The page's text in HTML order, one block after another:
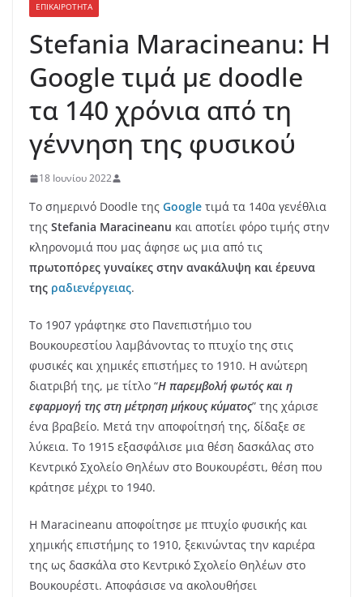
ΕΠΙΚΑΙΡΟΤΗΤΑ
Stefania Maracineanu: Η
Google τιμά με doodle
τα 140 χρόνια από τη
γέννηση της φυσικού
18 Ιουνίου 2022
Το σημερινό Doodle της Google τιμά τα 140α γενέθλια
της Stefania Maracineanu και αποτίει φόρο τιμής στην
κληρονομιά που μας άφησε ως μια από τις
πρωτοπόρες γυναίκες στην ανακάλυψη και έρευνα
της ραδιενέργειας.
Το 1907 γράφτηκε στο Πανεπιστήμιο του
Βουκουρεστίου λαμβάνοντας το πτυχίο της στις
φυσικές και χημικές επιστήμες το 1910. Η ανώτερη
διατριβή της, με τίτλο “Η παρεμβολή φωτός και η
εφαρμογή της στη μέτρηση μήκους κύματος” της χάρισε
ένα βραβείο. Μετά την αποφοίτησή της, δίδαξε σε
λύκεια. Το 1915 εξασφάλισε μια θέση δασκάλας στο
Κεντρικό Σχολείο Θηλέων στο Βουκουρέστι, θέση που
κράτησε μέχρι το 1940.
Η Maracineanu αποφοίτησε με πτυχίο φυσικής και
χημικής επιστήμης το 1910, ξεκινώντας την καριέρα
της ως δασκάλα στο Κεντρικό Σχολείο Θηλέων στο
Βουκουρέστι. Αποφάσισε να ακολουθήσει